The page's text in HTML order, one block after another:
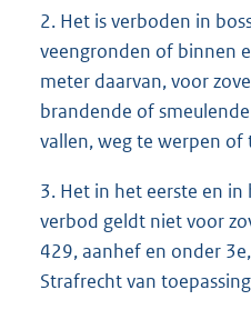
2. Het is verboden in
veengronden of binnen
meter daarvan, voor
brandende of
vallen, weg te werpen of
3. Het in het eerste en
verbod geldt niet voor
429, aanhef en onder
Strafrecht van